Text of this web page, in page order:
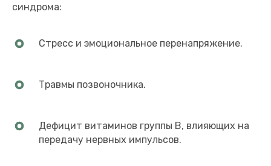
синдрома:
Стресс и эмоциональное перенапряжение.
Травмы позвоночника.
Дефицит витаминов группы B, влияющих на
передачу нервных импульсов.